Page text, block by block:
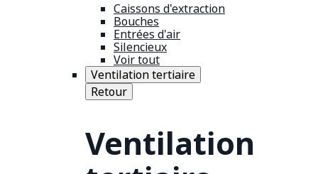
Caissons d'extraction
Bouches
Entrées d'air
Silencieux
Voir tout
Ventilation tertiaire
Retour
Ventilation